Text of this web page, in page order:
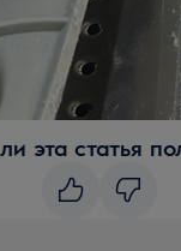
эта статья